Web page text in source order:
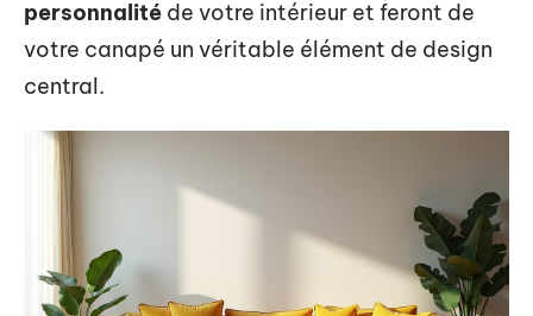
personnalité de votre intérieur et feront de
votre canapé un véritable élément de design
central.